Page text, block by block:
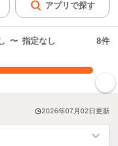
アプリで探す
〜 指定なし 8件
2026年07月02日更新